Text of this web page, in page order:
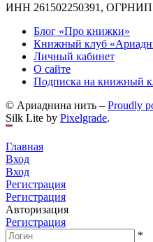
ИНН 261502250391, ОГРНИП
Блог «Про книжки»
Книжный клуб
Личный кабинет
О сайте
Подписка на книжный
© Ариаднина нить – Proudly
Silk Lite by Pixelgrade.
Главная
Вход
Вход
Регистрация
Регистрация
Авторизация
Регистрация
*